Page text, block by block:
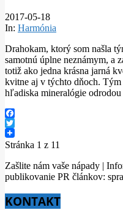
2017-05-18
In: Harmónia
Drahokam, ktorý som našla
samotnú úplne neznámym, a
totiž ako jedna krásna jarná
kvitne aj v týchto dňoch.
hľadiska mineralógie
Facebook
Twitter
Stránka 1 z 11
Zašlite nám vaše nápady |
publikovanie PR článkov:
KONTAKT